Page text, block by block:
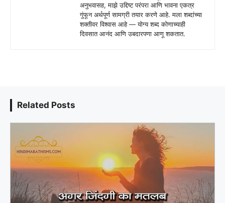
अनुभवासह, माझे उद्दिष्ट परंपरा आणि भावना एकत्र
गुंफून अर्थपूर्ण सामग्री तयार करणे आहे. मला शब्दांच्या
शक्तीवर विश्वास आहे — योग्य शब्द कोणाच्याही
दिवसात आनंद आणि उबदारपणा आणू शकतात.
Related Posts